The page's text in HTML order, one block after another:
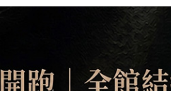
種狗，DO062。客製化
訂做各種翡翠狗吊墜玉珮
項鍊。★附A貨翡翠雙證